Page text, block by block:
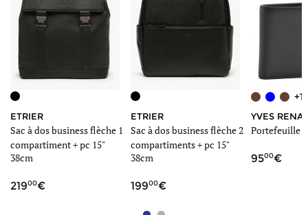
ETRIER
Sac à dos business flèche 1
compartiment + pc 15"
38cm
21900
ETRIER
Sac à dos business flèche 2
compartiments + pc 15"
38cm
19900
+1
YVES
Portefeuille
9500